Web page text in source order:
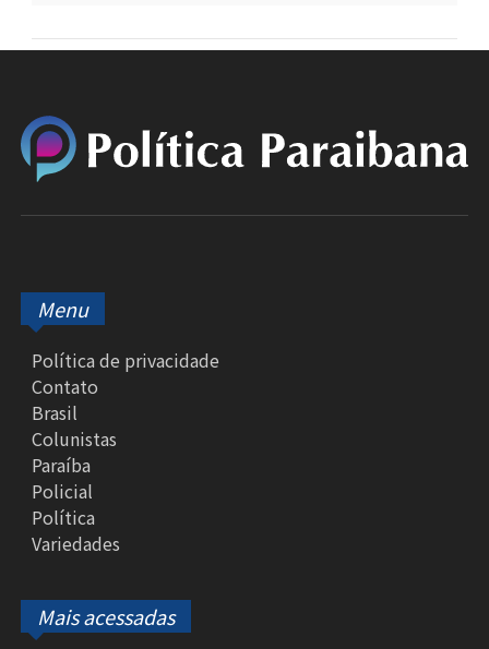
Menu
Política de privacidade
Contato
Brasil
Colunistas
Paraíba
Policial
Política
Variedades
Mais acessadas